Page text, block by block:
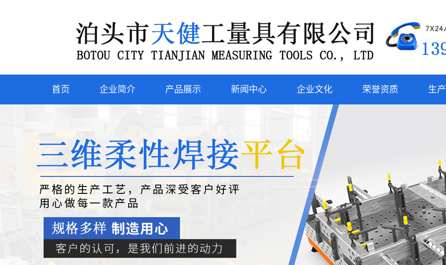
首页 企业简介 产品展示 新闻中心 企业文化 荣誉资质 生